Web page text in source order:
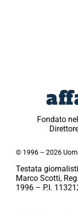
Fondato
© 1996 – 2026
Testata
Marco Scotti,
1996 – P.I.